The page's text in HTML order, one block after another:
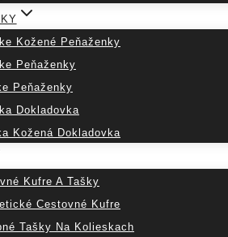
Kožené Peňaženky
Peňaženky
Peňaženky
Dokladovka
Kožená Dokladovka
Kufre A Tašky
Cestovné Kufre
Tašky Na Kolieskach